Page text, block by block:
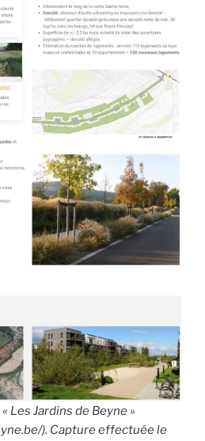
Les Jardins de Beyne »
). Capture effectuée le